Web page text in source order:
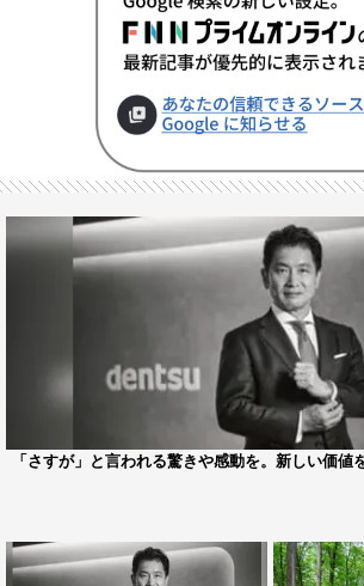
「さすが」と言われる驚きや感動を。新しい価値